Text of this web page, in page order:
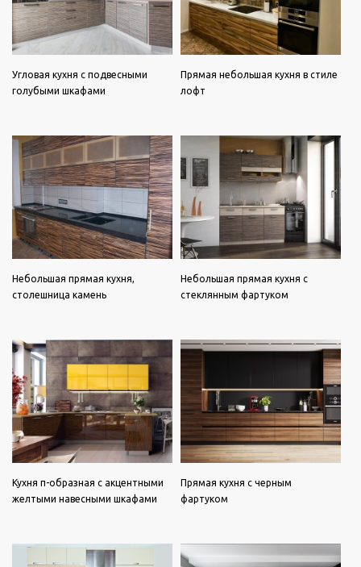
Угловая кухня с подвесными
голубыми шкафами
Прямая небольшая кухня в стиле
лофт
Небольшая прямая кухня,
столешница камень
Небольшая прямая кухня с
стеклянным фартуком
Кухня п-образная с акцентными
желтыми навесными шкафами
Прямая кухня с черным
фартуком